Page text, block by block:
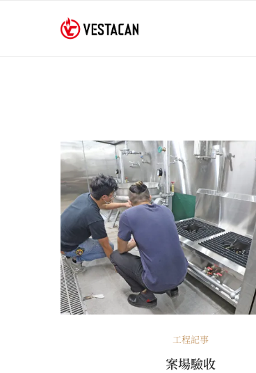
工程記事
案場驗收